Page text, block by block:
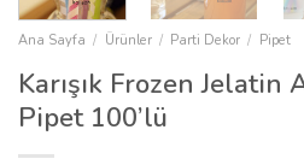
Ana Sayfa / Ürünler / Parti Dekor / Pipet
Karışık Frozen Jelatin
Pipet 100’lü